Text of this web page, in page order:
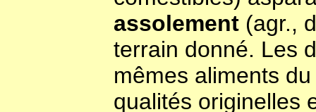
assolement (agr.,
terrain donné. Les
mêmes aliments
qualités originelles